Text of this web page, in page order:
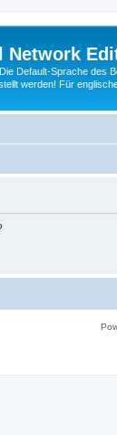
Network
Default-Sprache des
werden! Für